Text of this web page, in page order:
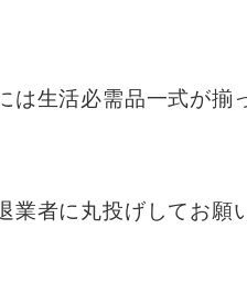
は生活必需品一式が
業者に丸投げしてお